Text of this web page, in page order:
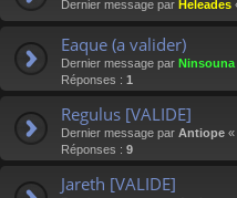
Dernier message par Heleades
Eaque (a valider)
Dernier message par Ninsouna
Réponses : 1
Regulus [VALIDE]
Dernier message par Antiope «
Réponses : 9
Jareth [VALIDE]